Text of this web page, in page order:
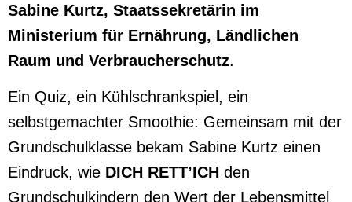
Sabine Kurtz, Staatssekretärin im
Ministerium für Ernährung, Ländlichen
Raum und Verbraucherschutz.
Ein Quiz, ein Kühlschrankspiel, ein
selbstgemachter Smoothie: Gemeinsam mit der
Grundschulklasse bekam Sabine Kurtz einen
Eindruck, wie DICH RETT’ICH den
Grundschulkindern den Wert der Lebensmittel